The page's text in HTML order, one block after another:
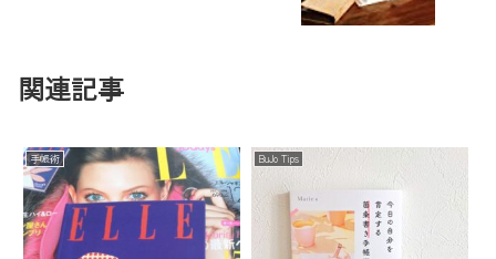
関連記事
手帳術 BuJo Tips